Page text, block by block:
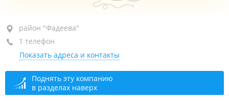
район "Фадеева", ул. Командорская, 11 стр. 8
оф. 1
+7 984 152-95-75
сегодня закрыто
район "Фадеева"
1 телефон
Показать адреса и контакты
Поднять эту компанию
в разделах наверх